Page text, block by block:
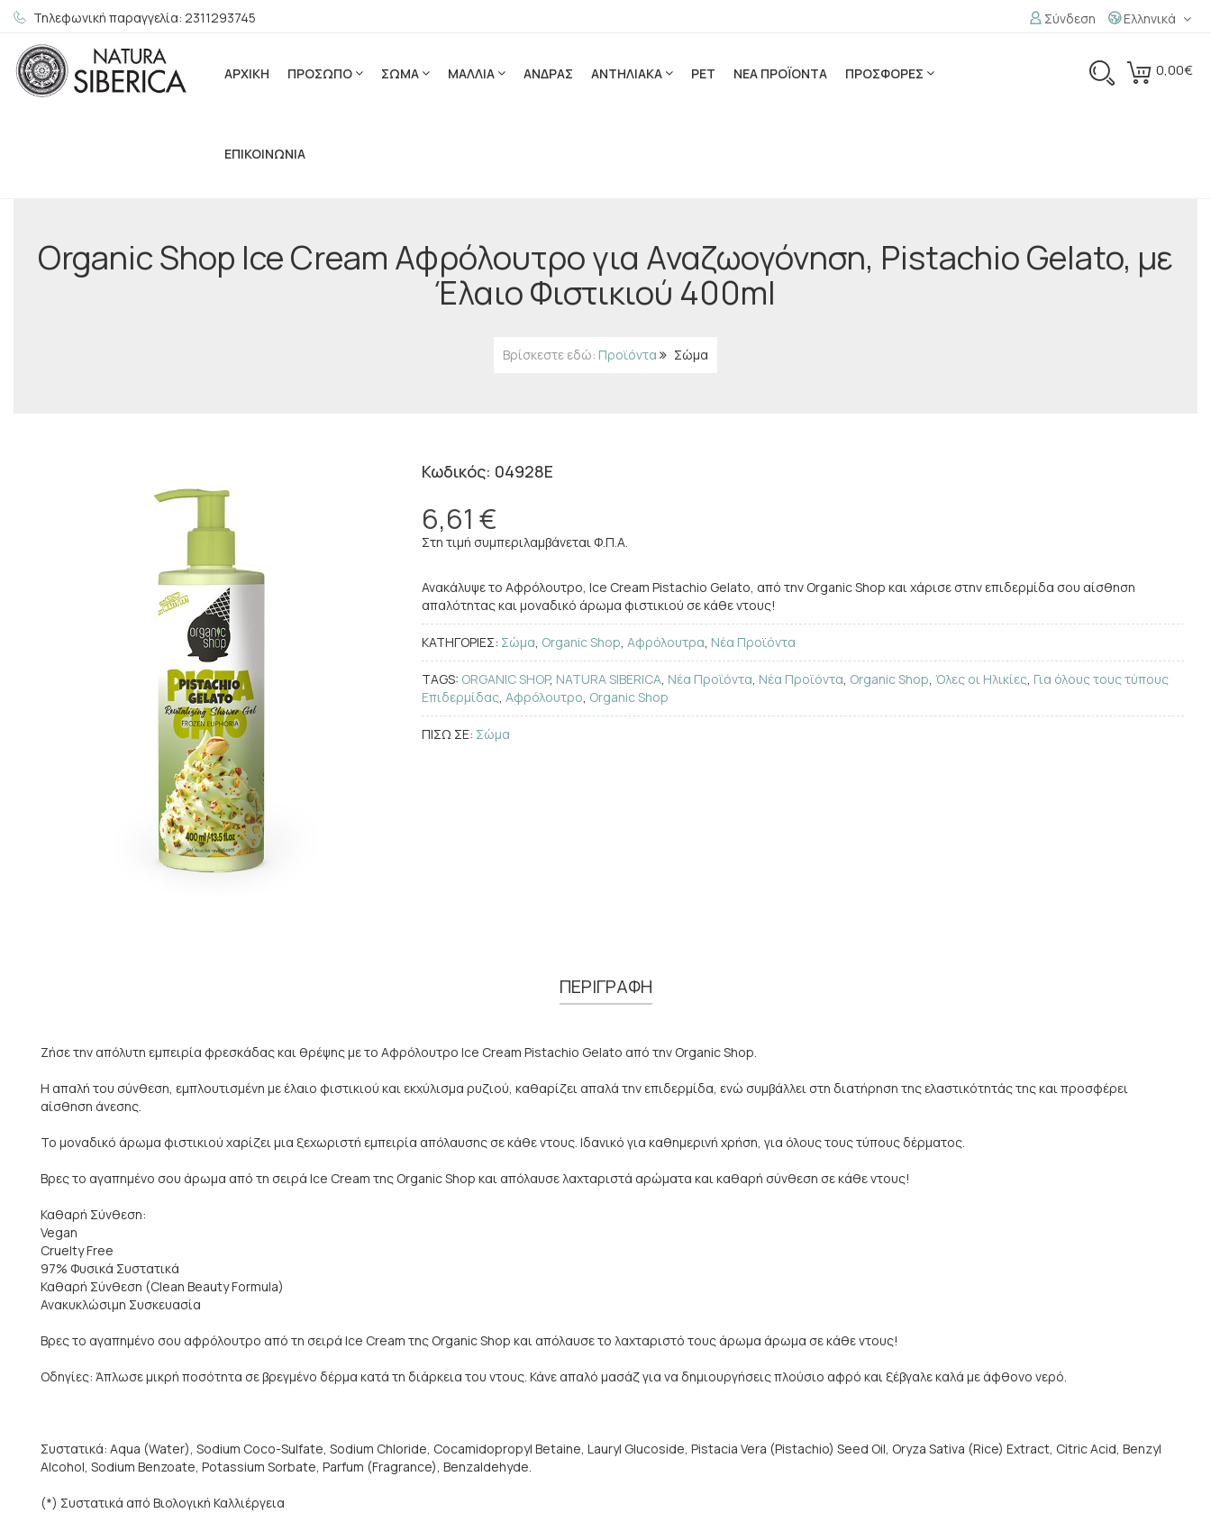
Τηλεφωνική παραγγελία: 2311293745 Σύνδεση Ελληνικά
0,00€
ΑΡΧΙΚΗ ΠΡΟΣΩΠΟ ΣΩΜΑ ΜΑΛΛΙΑ ΑΝΔΡΑΣ ΑΝΤΗΛΙΑΚΑ PET ΝΕΑ ΠΡΟΪΟΝΤΑ ΠΡΟΣΦΟΡΕΣ
ΕΠΙΚΟΙΝΩΝΙΑ
Organic Shop Ice Cream Αφρόλουτρο για Αναζωογόνηση, Pistachio Gelato, με
Έλαιο Φιστικιού 400ml
Βρίσκεστε εδώ: Προϊόντα Σώμα
Κωδικός: 04928E
6,61 €
Στη τιμή συμπεριλαμβάνεται Φ.Π.Α.
Ανακάλυψε το Αφρόλουτρο, Ice Cream Pistachio Gelato, από την Organic Shop και χάρισε στην επιδερμίδα σου αίσθηση
απαλότητας και μοναδικό άρωμα φιστικιού σε κάθε ντους!
ΚΑΤΗΓΟΡΙΕΣ: Σώμα, Organic Shop, Αφρόλουτρα, Νέα Προϊόντα
TAGS: ORGANIC SHOP, NATURA SIBERICA, Νέα Προϊόντα, Νέα Προϊόντα, Organic Shop, Όλες οι Ηλικίες, Για όλους τους τύπους
Επιδερμίδας, Αφρόλουτρο, Organic Shop
ΠΙΣΩ ΣΕ: Σώμα
ΠΕΡΙΓΡΑΦΗ
Ζήσε την απόλυτη εμπειρία φρεσκάδας και θρέψης με το Αφρόλουτρο Ice Cream Pistachio Gelato από την Organic Shop.
Η απαλή του σύνθεση, εμπλουτισμένη με έλαιο φιστικιού και εκχύλισμα ρυζιού, καθαρίζει απαλά την επιδερμίδα, ενώ συμβάλλει στη διατήρηση της ελαστικότητάς της και προσφέρει
αίσθηση άνεσης.
Το μοναδικό άρωμα φιστικιού χαρίζει μια ξεχωριστή εμπειρία απόλαυσης σε κάθε ντους. Ιδανικό για καθημερινή χρήση, για όλους τους τύπους δέρματος.
Βρες το αγαπημένο σου άρωμα από τη σειρά Ice Cream της Organic Shop και απόλαυσε λαχταριστά αρώματα και καθαρή σύνθεση σε κάθε ντους!
Καθαρή Σύνθεση:
Vegan
Cruelty Free
97% Φυσικά Συστατικά
Καθαρή Σύνθεση (Clean Beauty Formula)
Ανακυκλώσιμη Συσκευασία
Βρες το αγαπημένο σου αφρόλουτρο από τη σειρά Ice Cream της Organic Shop και απόλαυσε το λαχταριστό τους άρωμα άρωμα σε κάθε ντους!
Οδηγίες: Άπλωσε μικρή ποσότητα σε βρεγμένο δέρμα κατά τη διάρκεια του ντους. Κάνε απαλό μασάζ για να δημιουργήσεις πλούσιο αφρό και ξέβγαλε καλά με άφθονο νερό.
Συστατικά: Aqua (Water), Sodium Coco-Sulfate, Sodium Chloride, Cocamidopropyl Betaine, Lauryl Glucoside, Pistacia Vera (Pistachio) Seed Oil, Oryza Sativa (Rice) Extract, Citric Acid, Benzyl
Alcohol, Sodium Benzoate, Potassium Sorbate, Parfum (Fragrance), Benzaldehyde.
(*) Συστατικά από Βιολογική Καλλιέργεια